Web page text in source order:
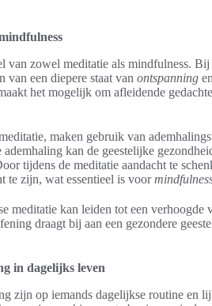
van zowel meditatie als mindfulness.
van een diepere staat van ontspanning
het mogelijk om afleidende
maken gebruik van
kan de geestelijke
tijdens de meditatie aandacht te
te zijn, wat essentieel is voor
meditatie kan leiden tot een verhoogde
draagt bij aan een gezondere
in dagelijks leven
zijn op iemands dagelijkse routine en